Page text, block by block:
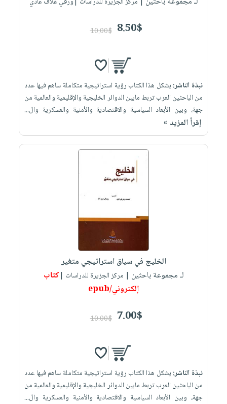
8.50$
10.00$
نبذة الناشر: يشكل هذا الكتاب رؤية استراتيجية متكاملة ساهم فيها عدد
من الباحثين العرب تربط مابين الدوائر الخليجية والإقليمية والعالمية من
جهة، وبين الأبعاد السياسية والاقتصادية والأمنية والعسكرية وال...
إقرأ المزيد »
الخليج في سياق استراتيجي متغير
لـ مجموعة باحثين | مركز الجزيرة للدراسات |كتاب
إلكتروني/epub
7.00$
10.00$
نبذة الناشر: يشكل هذا الكتاب رؤية استراتيجية متكاملة ساهم فيها عدد
من الباحثين العرب تربط مابين الدوائر الخليجية والإقليمية والعالمية من
جهة، وبين الأبعاد السياسية والاقتصادية والأمنية والعسكرية وال...